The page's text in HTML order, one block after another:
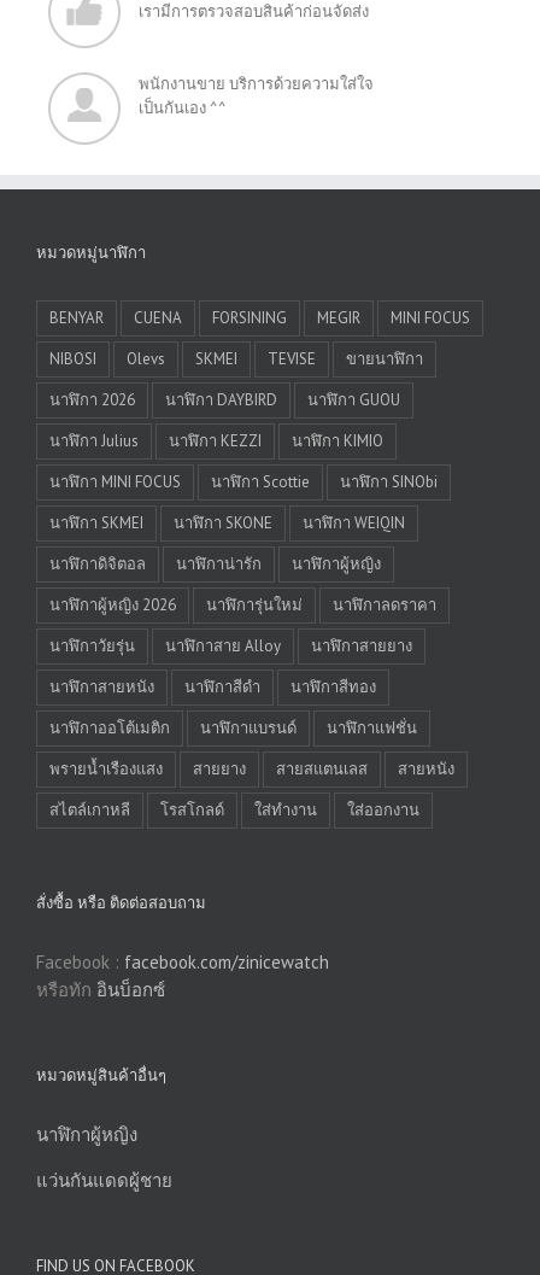
เรามีการตรวจสอบสินค้าก่อนจัดส่ง
พนักงานขาย บริการด้วยความใส่ใจ
เป็นกันเอง ^^
หมวดหมู่นาฬิกา
BENYAR CUENA FORSINING MEGIR
MINI FOCUS
NIBOSI
Olevs SKMEI TEVISE
ขายนาฬิกา
นาฬิกา 2026
นาฬิกา DAYBIRD
นาฬิกา GUOU
นาฬิกา Julius
นาฬิกา KEZZI
นาฬิกา KIMIO
นาฬิกา MINI FOCUS
นาฬิกา Scottie
นาฬิกา SINObi
นาฬิกา SKMEI
นาฬิกา SKONE
นาฬิกา WEIQIN
นาฬิกาดิจิตอล
นาฬิกาน่ารัก
นาฬิกาผู้หญิง
นาฬิกาผู้หญิง 2026
นาฬิการุ่นใหม่
นาฬิกาลดราคา
นาฬิกาวัยรุ่น
นาฬิกาสาย Alloy
นาฬิกาสายยาง
นาฬิกาสายหนัง
นาฬิกาสีดำ
นาฬิกาสีทอง
นาฬิกาออโต้เมติก
นาฬิกาแบรนด์
นาฬิกาแฟชั่น
พรายน้ำเรืองแสง
สายยาง สายสแตนเลส
สายหนัง
สไตล์เกาหลี
โรสโกลด์ ใส่ทำงาน ใส่ออกงาน
สั่งซื้อ หรือ ติดต่อสอบถาม
Facebook : facebook.com/zinicewatch
หรือทัก อินบ็อกซ์
หมวดหมู่สินค้าอื่นๆ
นาฬิกาผู้หญิง
แว่นกันแดดผู้ชาย
FIND US ON FACEBOOK